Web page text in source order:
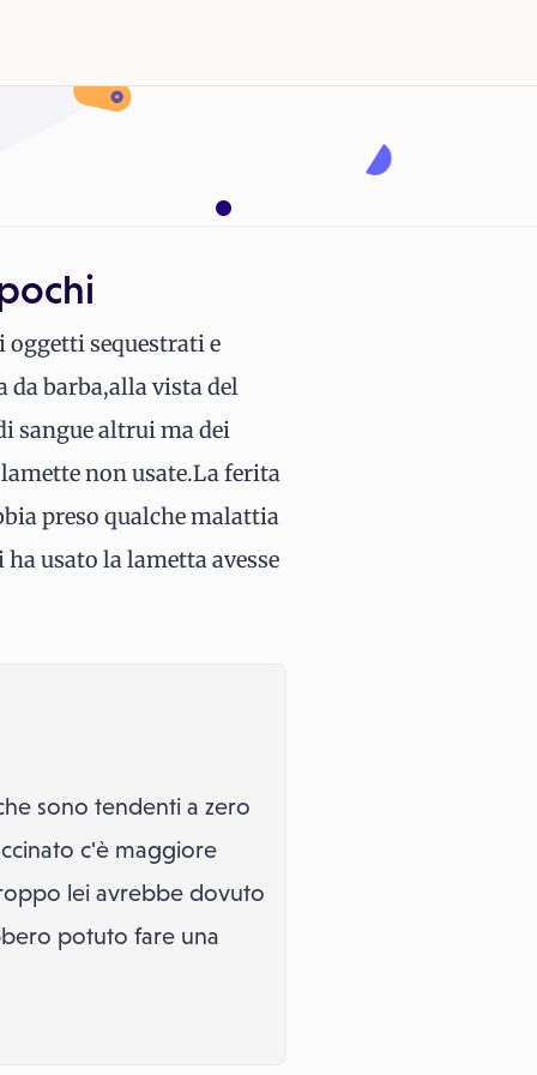
sequestrati e
da barba,alla vista del
sangue altrui ma dei
non usate.La ferita
preso qualche malattia
usato la lametta avesse
sono tendenti a zero
c'è maggiore
lei avrebbe dovuto
potuto fare una